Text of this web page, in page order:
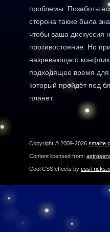
проблемы.
сторона также была
чтобы ваша дискуссия
противостояние. Но
назревающего
подходящее время для
который пройдёт под
планет.
Copyright © 2009-2026
Content licensed from:
Cool CSS effects by